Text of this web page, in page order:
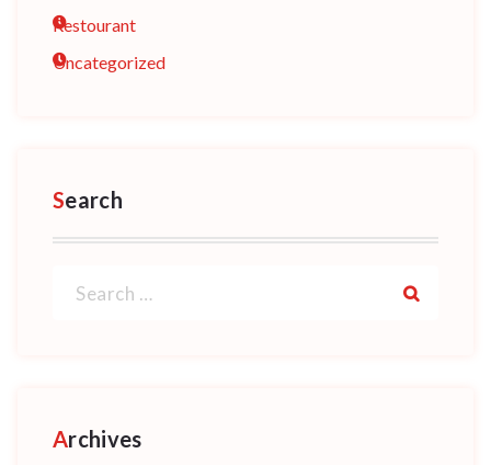
Restourant
Uncategorized
Search
for:
Archives